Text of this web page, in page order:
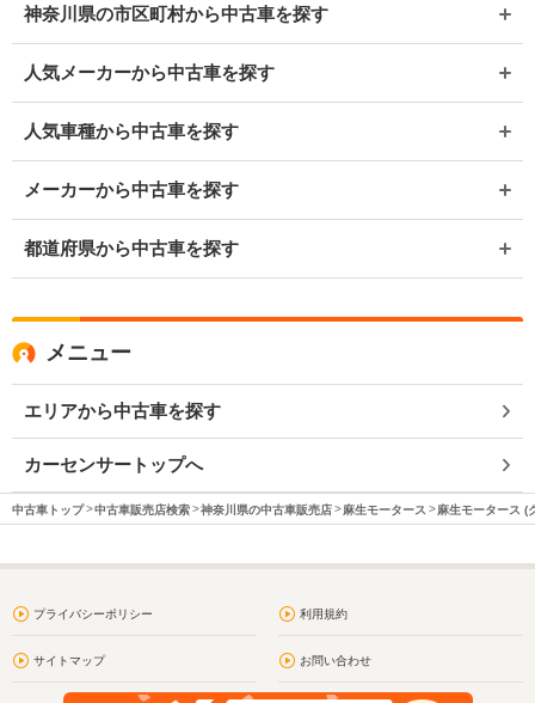
神奈川県の市区町村から中古車を探す
人気メーカーから中古車を探す
人気車種から中古車を探す
メーカーから中古車を探す
都道府県から中古車を探す
メニュー
エリアから中古車を探す
カーセンサートップへ
中古車トップ 中古車販売店検索 神奈川県の中古車販売店 麻生モータース 麻生モータース (
プライバシーポリシー 利用規約
サイトマップ お問い合わせ